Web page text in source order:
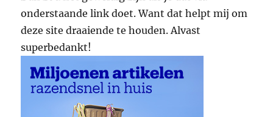
onderstaande link doet. Want dat helpt mij om
deze site draaiende te houden. Alvast
superbedankt!